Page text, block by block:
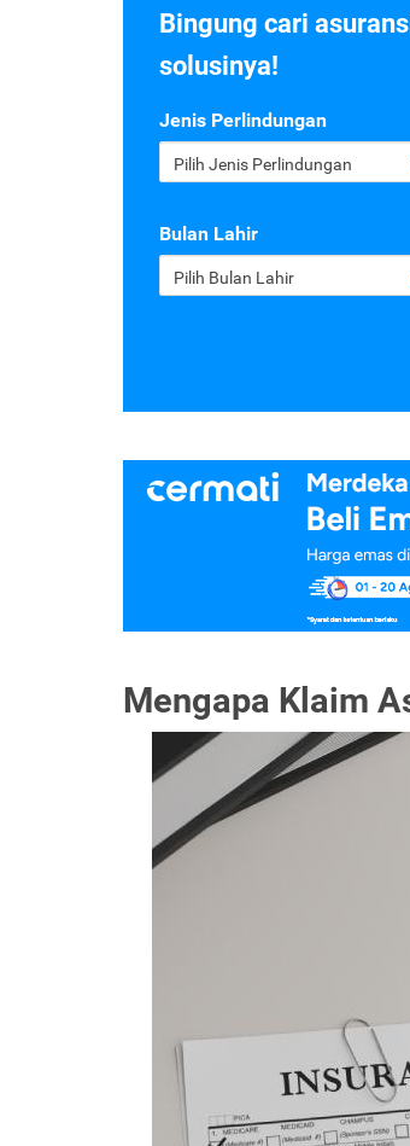
Bingung cari
solusinya!
Jenis Perlindungan
Pilih Jenis Perlindungan
Bulan Lahir
Pilih Bulan Lahir
Mengapa Klaim